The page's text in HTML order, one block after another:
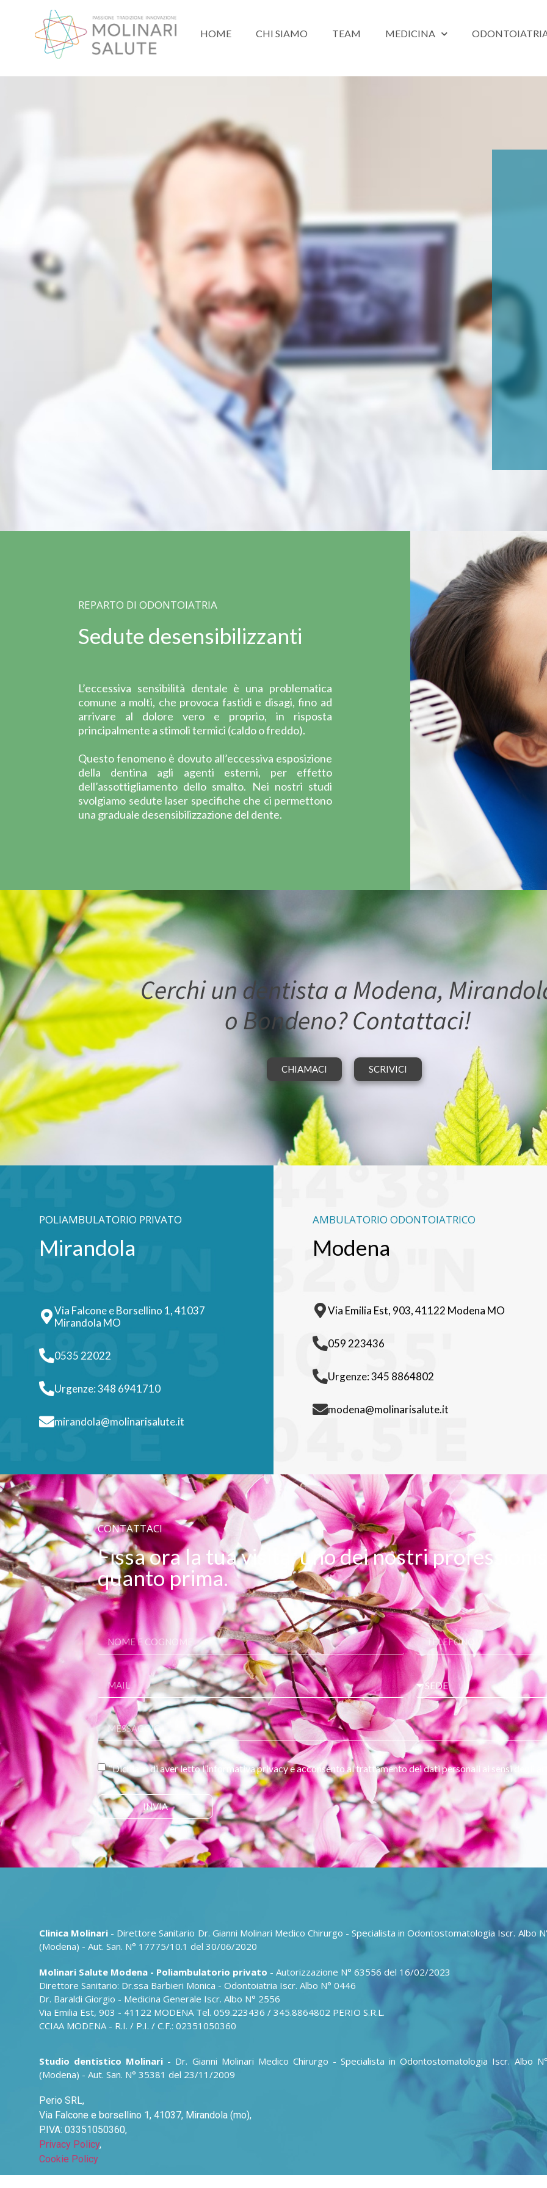
HOME CHI SIAMO TEAM MEDICINA
REPARTO DI ODONTOIATRIA
Sedute desensibilizzanti
L’eccessiva sensibilità dentale è una problematica
comune a molti, che provoca fastidi e disagi, fino ad
arrivare al dolore vero e proprio, in risposta
principalmente a stimoli termici (caldo o freddo).
Questo fenomeno è dovuto all’eccessiva esposizione
della dentina agli agenti esterni, per effetto
dell’assottigliamento dello smalto. Nei nostri studi
svolgiamo sedute laser specifiche che ci permettono
una graduale desensibilizzazione del dente.
Cerchi un dentista a Modena,
o Bondeno? Contattaci!
CHIAMACI SCRIVICI
POLIAMBULATORIO PRIVATO
Mirandola
Via Falcone e Borsellino 1, 41037
Mirandola MO
0535 22022
Urgenze: 348 6941710
mirandola@molinarisalute.it
AMBULATORIO ODONTOIATRICO
Modena
Via Emilia Est, 903, 41122 Modena MO
059 223436
Urgenze: 345 8864802
modena@molinarisalute.it
CONTATTACI
Fissa ora la tua visita, uno dei nostri
quanto prima.
“Dichiaro di aver letto l’informativa privacy e acconsento al trattamento dei dati personali ai sensi degli
INVIA
Clinica Molinari - Direttore Sanitario Dr. Gianni Molinari Medico Chirurgo - Specialista in Odontostomatologia Iscr. Albo
(Modena) - Aut. San. N° 17775/10.1 del 30/06/2020
Molinari Salute Modena - Poliambulatorio privato - Autorizzazione N° 63556 del 16/02/2023
Direttore Sanitario: Dr.ssa Barbieri Monica - Odontoiatria Iscr. Albo N° 0446
Dr. Baraldi Giorgio - Medicina Generale Iscr. Albo N° 2556
Via Emilia Est, 903 - 41122 MODENA Tel. 059.223436 / 345.8864802 PERIO S.R.L.
CCIAA MODENA - R.I. / P.I. / C.F.: 02351050360
Studio dentistico Molinari - Dr. Gianni Molinari Medico Chirurgo - Specialista in Odontostomatologia Iscr. Albo
(Modena) - Aut. San. N° 35381 del 23/11/2009
Perio SRL,
Via Falcone e borsellino 1, 41037, Mirandola (mo),
P.IVA: 03351050360,
Privacy Policy,
Cookie Policy